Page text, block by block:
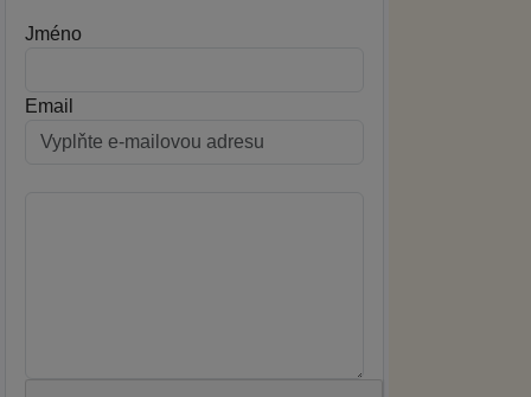
Jméno
Email